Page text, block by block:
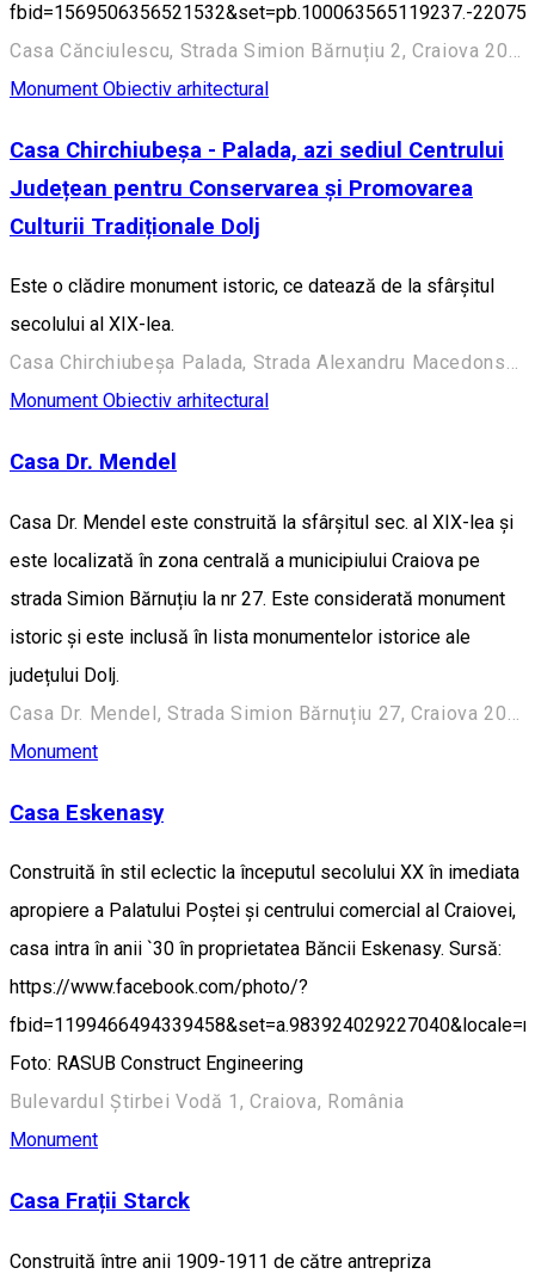
fbid=1569506356521532&set=pb.100063565119237.-
Casa Cănciulescu, Strada Simion Bărnuțiu 2, Craiova 200382, România
Monument Obiectiv arhitectural
Casa Chirchiubeșa - Palada, azi sediul Centrului
Județean pentru Conservarea și Promovarea
Culturii Tradiționale Dolj
Este o clădire monument istoric, ce datează de la sfârșitul
secolului al XIX-lea.
Casa Chirchiubeșa Palada, Strada Alexandru Macedonski 28, Craiova 200383, România
Monument Obiectiv arhitectural
Casa Dr. Mendel
Casa Dr. Mendel este construită la sfârșitul sec. al XIX-lea și
este localizată în zona centrală a municipiului Craiova pe
strada Simion Bărnuțiu la nr 27. Este considerată monument
istoric și este inclusă în lista monumentelor istorice ale
județului Dolj.
Casa Dr. Mendel, Strada Simion Bărnuțiu 27, Craiova 200382, România
Monument
Casa Eskenasy
Construită în stil eclectic la începutul secolului XX în imediata
apropiere a Palatului Poștei și centrului comercial al Craiovei,
casa intra în anii `30 în proprietatea Băncii Eskenasy. Sursă:
https://www.facebook.com/photo/?
Foto: RASUB Construct Engineering
Bulevardul Știrbei Vodă 1, Craiova, România
Monument
Casa Frații Starck
Construită între anii 1909-1911 de către antrepriza